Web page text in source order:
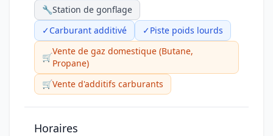
🔧Station de gonflage
✓Carburant additivé ✓Piste poids lourds
🛒
Vente de gaz domestique (Butane,
Propane)
🛒Vente d'additifs carburants
Horaires